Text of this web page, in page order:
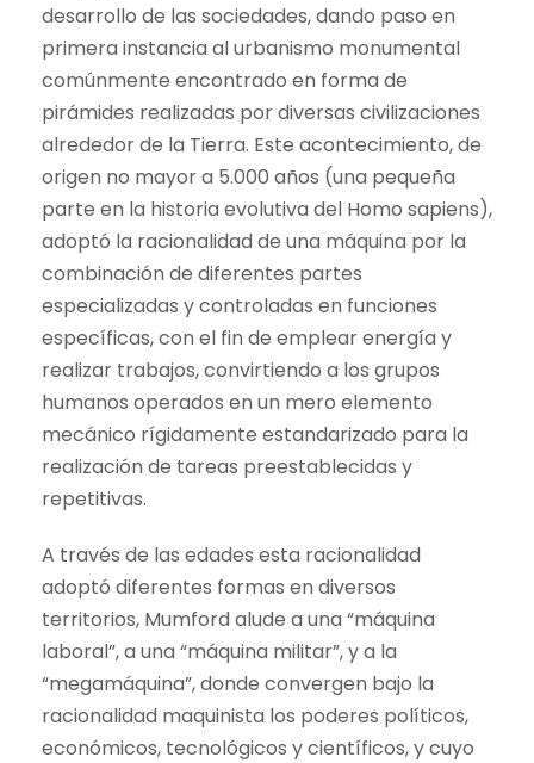
desarrollo de las sociedades, dando paso en
primera instancia al urbanismo monumental
comúnmente encontrado en forma de
pirámides realizadas por diversas civilizaciones
alrededor de la Tierra. Este acontecimiento, de
origen no mayor a 5.000 años (una pequeña
parte en la historia evolutiva del Homo sapiens),
adoptó la racionalidad de una máquina por la
combinación de diferentes partes
especializadas y controladas en funciones
específicas, con el fin de emplear energía y
realizar trabajos, convirtiendo a los grupos
humanos operados en un mero elemento
mecánico rígidamente estandarizado para la
realización de tareas preestablecidas y
repetitivas.
A través de las edades esta racionalidad
adoptó diferentes formas en diversos
territorios, Mumford alude a una “máquina
laboral”, a una “máquina militar”, y a la
“megamáquina”, donde convergen bajo la
racionalidad maquinista los poderes políticos,
económicos, tecnológicos y científicos, y cuyo